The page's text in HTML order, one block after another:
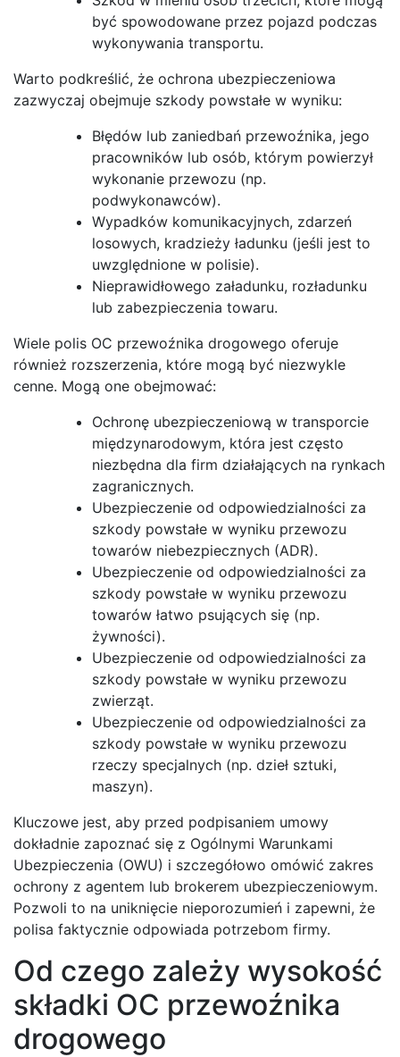
być spowodowane przez pojazd podczas
wykonywania transportu.
Warto podkreślić, że ochrona ubezpieczeniowa
zazwyczaj obejmuje szkody powstałe w wyniku:
Błędów lub zaniedbań przewoźnika, jego
pracowników lub osób, którym powierzył
wykonanie przewozu (np.
podwykonawców).
Wypadków komunikacyjnych, zdarzeń
losowych, kradzieży ładunku (jeśli jest to
uwzględnione w polisie).
Nieprawidłowego załadunku, rozładunku
lub zabezpieczenia towaru.
Wiele polis OC przewoźnika drogowego oferuje
również rozszerzenia, które mogą być niezwykle
cenne. Mogą one obejmować:
Ochronę ubezpieczeniową w transporcie
międzynarodowym, która jest często
niezbędna dla firm działających na rynkach
zagranicznych.
Ubezpieczenie od odpowiedzialności za
szkody powstałe w wyniku przewozu
towarów niebezpiecznych (ADR).
Ubezpieczenie od odpowiedzialności za
szkody powstałe w wyniku przewozu
towarów łatwo psujących się (np.
żywności).
Ubezpieczenie od odpowiedzialności za
szkody powstałe w wyniku przewozu
zwierząt.
Ubezpieczenie od odpowiedzialności za
szkody powstałe w wyniku przewozu
rzeczy specjalnych (np. dzieł sztuki,
maszyn).
Kluczowe jest, aby przed podpisaniem umowy
dokładnie zapoznać się z Ogólnymi Warunkami
Ubezpieczenia (OWU) i szczegółowo omówić zakres
ochrony z agentem lub brokerem ubezpieczeniowym.
Pozwoli to na uniknięcie nieporozumień i zapewni, że
polisa faktycznie odpowiada potrzebom firmy.
Od czego zależy wysokość
składki OC przewoźnika
drogowego